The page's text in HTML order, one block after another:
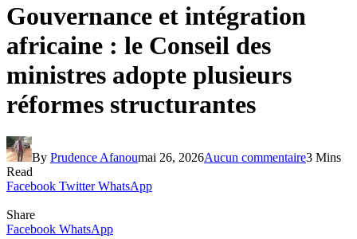
Gouvernance et intégration
africaine : le Conseil des
ministres adopte plusieurs
réformes structurantes
By Prudence Afanoumai 26, 2026Aucun commentaire3 Mins
Read
Facebook Twitter WhatsApp
Share
Facebook WhatsApp